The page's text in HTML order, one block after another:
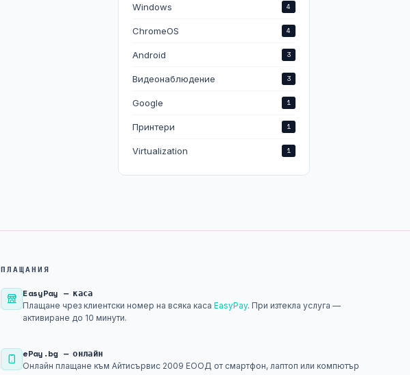
Windows 4
ChromeOS 4
Android 3
Видеонаблюдение 3
Google 1
Принтери 1
Virtualization 1
ПЛАЩАНИЯ
EasyPay — каса
Плащане чрез клиентски номер на всяка касаEasyPay. При изтекла услуга —
активиране до 10 минути.
ePay.bg — онлайн
Онлайн плащане към Айтисървис 2009 ЕООД от смартфон, лаптоп или компютър